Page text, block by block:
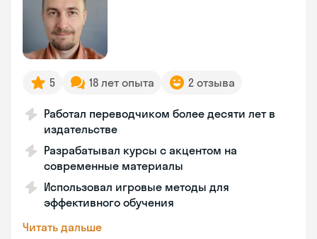
5 18 лет опыта 2 отзыва
Работал переводчиком более десяти лет в
издательстве
Разрабатывал курсы с акцентом на
современные материалы
Использовал игровые методы для
эффективного обучения
Читать дальше